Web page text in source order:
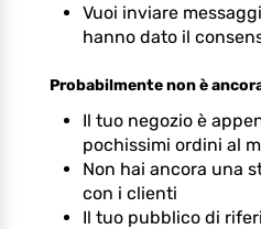
Vuoi inviare
hanno dato il
Probabilmente non è
Il tuo negozio è
pochissimi ordini al
Non hai ancora una
con i clienti
Il tuo pubblico di